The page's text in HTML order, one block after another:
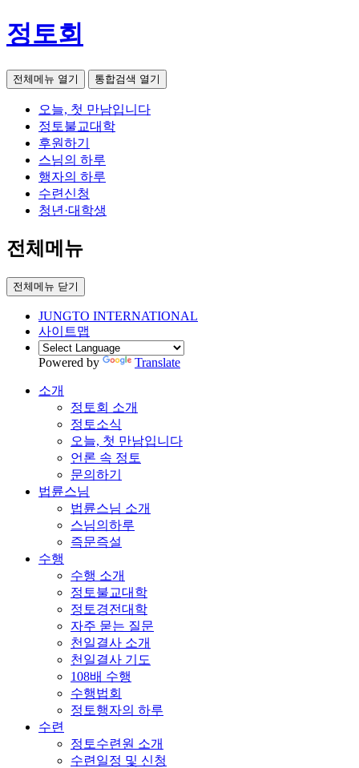
정토회
전체메뉴 열기 통합검색 열기
오늘, 첫 만남입니다
정토불교대학
후원하기
스님의 하루
행자의 하루
수련신청
청년·대학생
전체메뉴
전체메뉴 닫기
JUNGTO INTERNATIONAL
사이트맵
Powered by Translate
소개
정토회 소개
정토소식
오늘, 첫 만남입니다
언론 속 정토
문의하기
법륜스님
법륜스님 소개
스님의하루
즉문즉설
수행
수행 소개
정토불교대학
정토경전대학
자주 묻는 질문
천일결사 소개
천일결사 기도
108배 수행
수행법회
정토행자의 하루
수련
정토수련원 소개
수련일정 및 신청